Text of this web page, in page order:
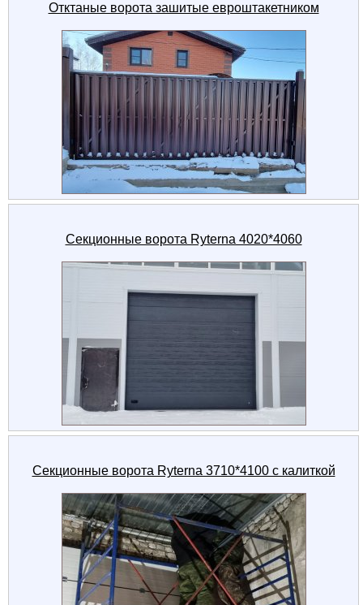
Отктаные ворота зашитые евроштакетником
Секционные ворота Ryterna 4020*4060
Секционные ворота Ryterna 3710*4100 с калиткой